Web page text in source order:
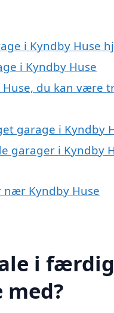
i Kyndby Huse
i Kyndby Huse
du kan være
garage i Kyndby
garager i Kyndby
Kyndby Huse
i